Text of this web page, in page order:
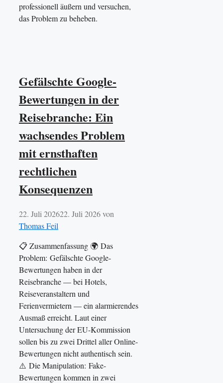
professionell äußern und versuchen,
das Problem zu beheben.
Gefälschte Google-
Bewertungen in der
Reisebranche: Ein
wachsendes Problem
mit ernsthaften
rechtlichen
Konsequenzen
22. Juli 202622. Juli 2026von
Thomas Feil
📋 Zusammenfassung 🌍 Das
Problem: Gefälschte Google-
Bewertungen haben in der
Reisebranche — bei Hotels,
Reiseveranstaltern und
Ferienvermietern — ein alarmierendes
Ausmaß erreicht. Laut einer
Untersuchung der EU-Kommission
sollen bis zu zwei Drittel aller Online-
Bewertungen nicht authentisch sein.
⚠️ Die Manipulation: Fake-
Bewertungen kommen in zwei